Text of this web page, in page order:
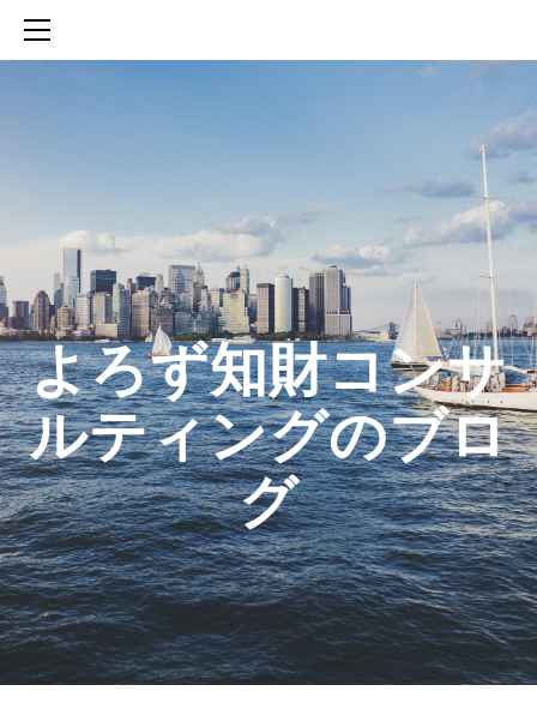
​よろず知財コンサ
ルティングのブロ
グ
SERVICES
知財活動のROICへの貢献
生成AIを活用した知財戦略の策定方法
生成AIとの「壁打ち」で、新たな発明を創出する方法